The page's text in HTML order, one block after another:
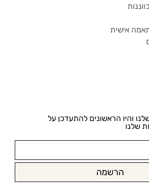
אישית
והיו הראשונים להתעדכן על
שלנו
הרשמה